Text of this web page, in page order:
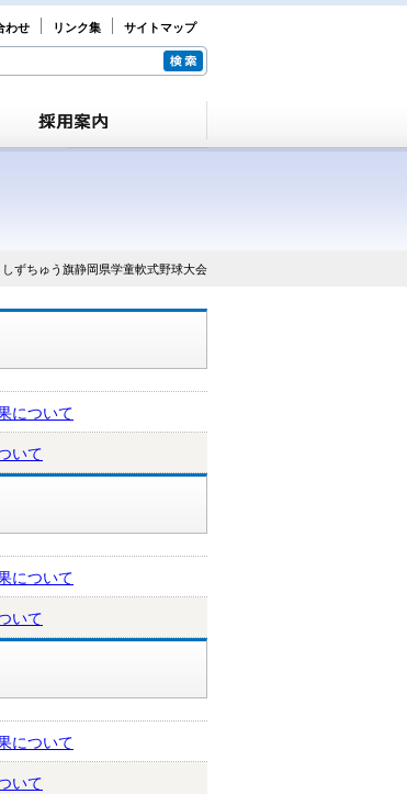
サイトマップ
リンク集
わせ
しずちゅう旗静岡県学童軟式野球大会
について
いて
について
いて
について
いて